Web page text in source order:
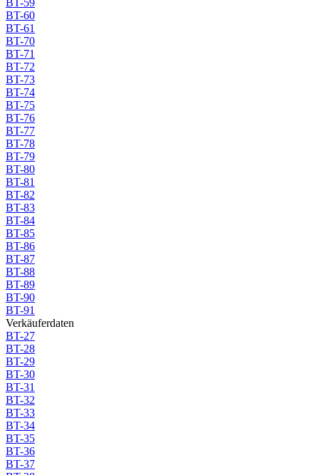
BT-59
BT-60
BT-61
BT-70
BT-71
BT-72
BT-73
BT-74
BT-75
BT-76
BT-77
BT-78
BT-79
BT-80
BT-81
BT-82
BT-83
BT-84
BT-85
BT-86
BT-87
BT-88
BT-89
BT-90
BT-91
Verkäuferdaten
BT-27
BT-28
BT-29
BT-30
BT-31
BT-32
BT-33
BT-34
BT-35
BT-36
BT-37